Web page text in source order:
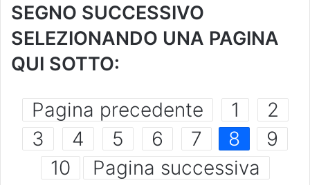
SEGNO SUCCESSIVO
SELEZIONANDO UNA PAGINA
QUI SOTTO:
Pagina precedente 1
2
3
4 5 6 7 8
9
10
Pagina successiva